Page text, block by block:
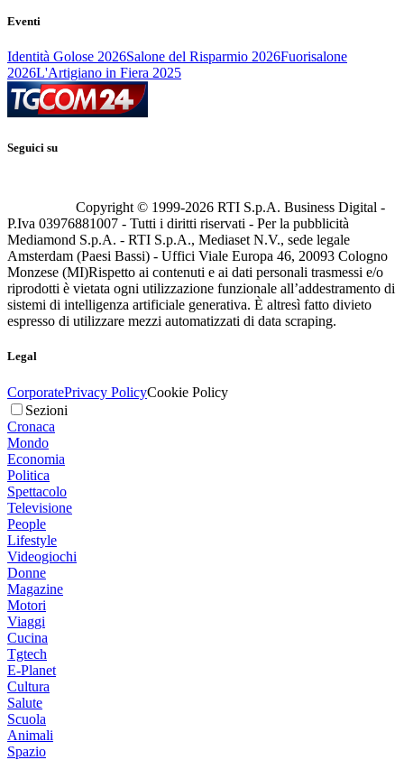
Eventi
Identità Golose 2026Salone del Risparmio 2026Fuorisalone
2026L'Artigiano in Fiera 2025
Seguici su
Copyright © 1999-2026 RTI S.p.A. Business Digital -
P.Iva 03976881007 - Tutti i diritti riservati - Per la pubblicità
Mediamond S.p.A. - RTI S.p.A., Mediaset N.V., sede legale
Amsterdam (Paesi Bassi) - Uffici Viale Europa 46, 20093 Cologno
Monzese (MI)Rispetto ai contenuti e ai dati personali trasmessi e/o
riprodotti è vietata ogni utilizzazione funzionale all’addestramento di
sistemi di intelligenza artificiale generativa. È altresì fatto divieto
espresso di utilizzare mezzi automatizzati di data scraping.
Legal
CorporatePrivacy PolicyCookie Policy
Sezioni
Cronaca
Mondo
Economia
Politica
Spettacolo
Televisione
People
Lifestyle
Videogiochi
Donne
Magazine
Motori
Viaggi
Cucina
Tgtech
E-Planet
Cultura
Salute
Scuola
Animali
Spazio